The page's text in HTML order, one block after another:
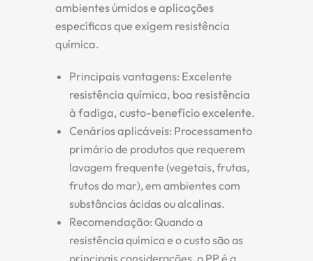
ambientes úmidos e aplicações
específicas que exigem resistência
química.
Principais vantagens: Excelente
resistência química, boa resistência
à fadiga, custo-benefício excelente.
Cenários aplicáveis: Processamento
primário de produtos que requerem
lavagem frequente (vegetais, frutas,
frutos do mar), em ambientes com
substâncias ácidas ou alcalinas.
Recomendação: Quando a
resistência química e o custo são as